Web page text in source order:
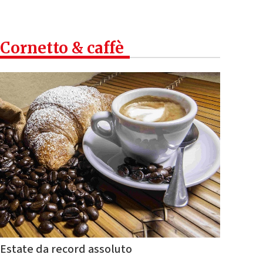
Cornetto & caffè
Estate da record assoluto